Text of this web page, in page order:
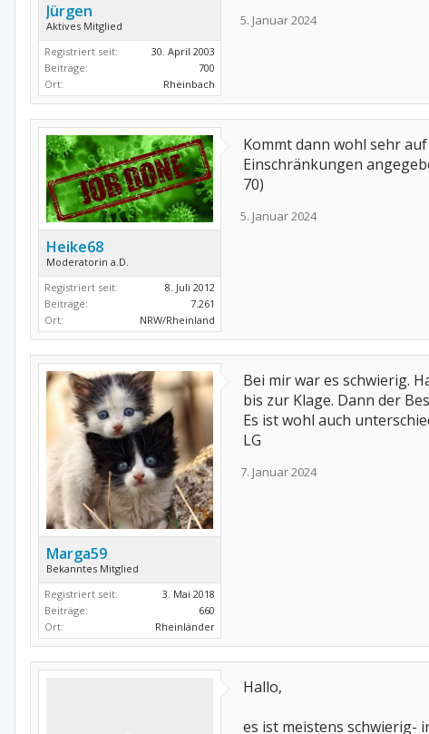
Jürgen
Aktives Mitglied
Registriert seit:
30. April 2003
Beiträge:
700
Ort:
Rheinbach
5. Januar 2024
Heike68
Moderatorin a.D.
Registriert seit:
8. Juli 2012
Beiträge:
7.261
Ort:
NRW/Rheinland
Kommt dann wohl sehr
Einschränkungen
70)
5. Januar 2024
Marga59
Bekanntes Mitglied
Registriert seit:
3. Mai 2018
Beiträge:
660
Ort:
Rheinländer
Bei mir war es schwierig.
bis zur Klage. Dann der
Es ist wohl auch
LG
7. Januar 2024
Hallo,
es ist meistens schwierig-